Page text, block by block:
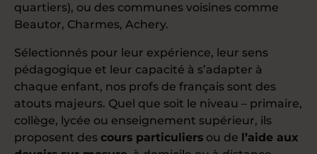
quartiers), ou des communes voisines comme
Beautor, Charmes, Achery.
Sélectionnés pour leur expérience, leur sens
pédagogique et leur capacité à s’adapter à
chaque enfant, nos profs de français sont des
atouts majeurs. Quel que soit le niveau – primaire,
collège, lycée ou enseignement supérieur, ils
proposent des cours particuliers ou de l’aide aux